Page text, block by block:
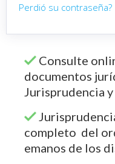
Perdió su contraseña?
Consulte
documentos
Jurisprudencia
completo del
emanos de los